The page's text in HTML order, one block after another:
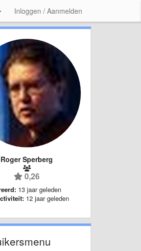
Inloggen / Aanmelden
Roger Sperberg
0,26
13 jaar geleden
12 jaar geleden